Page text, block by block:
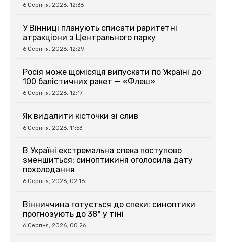
6 Серпня, 2026, 12:36
У Вінниці планують списати раритетні
атракціони з Центрального парку
6 Серпня, 2026, 12:29
Росія може щомісяця випускати по Україні до
100 балістичних ракет — «Флеш»
6 Серпня, 2026, 12:17
Як видалити кісточки зі слив
6 Серпня, 2026, 11:53
В Україні екстремальна спека поступово
зменшиться: синоптикиня оголосила дату
похолодання
6 Серпня, 2026, 02:16
Вінниччина готується до спеки: синоптики
прогнозують до 38° у тіні
6 Серпня, 2026, 00:26